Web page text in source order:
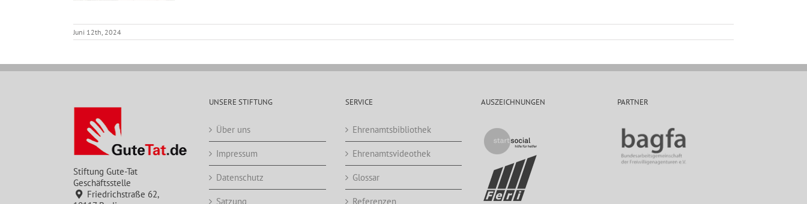
Juni 12th, 2024
Stiftung Gute-Tat
Geschäftsstelle
Friedrichstraße 62,
UNSERE STIFTUNG
Über uns
Impressum
Datenschutz
Satzung
SERVICE
Ehrenamtsbibliothek
Ehrenamtsvideothek
Glossar
Referenzen
AUSZEICHNUNGEN PARTNER